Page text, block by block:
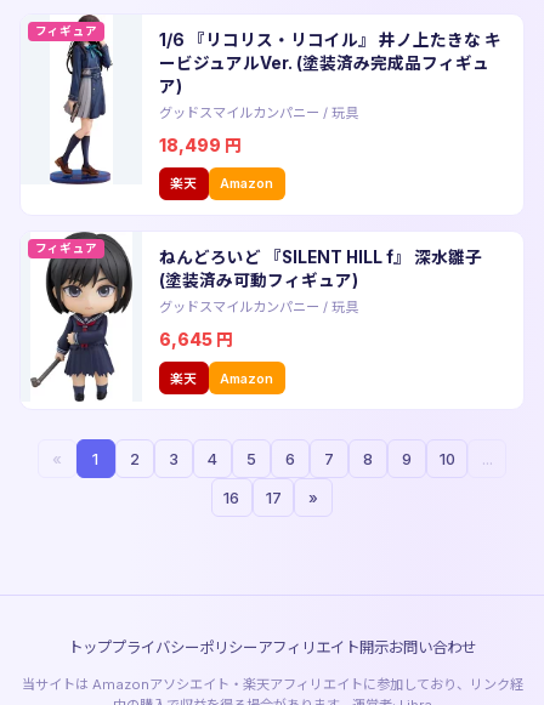
フィギュア
1/6 『リコリス・リコイル』 井ノ上たきな キ
ービジュアルVer. (塗装済み完成品フィギュ
ア)
グッドスマイルカンパニー / 玩具
18,499 円
楽天 Amazon
フィギュア
ねんどろいど 『SILENT HILL f』 深水雛子
(塗装済み可動フィギュア)
グッドスマイルカンパニー / 玩具
6,645 円
楽天 Amazon
« 1 2 3 4 5 6 7 8 9 10 ...
16 17 »
トッププライバシーポリシー アフィリエイト開示お問い合わせ
当サイトは Amazonアソシエイト・楽天アフィリエイトに参加しており、リンク経